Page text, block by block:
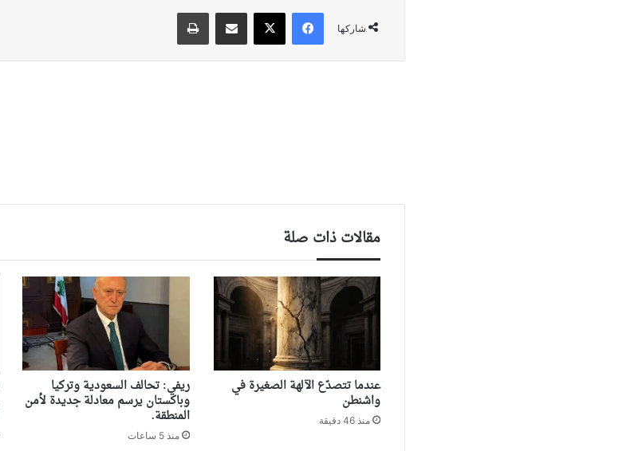
شاركها
فيسبوك ‫X مشاركة عبر البريد طباعة
مقالات ذات صلة
‏عندما تتصدّع الآلهة الصغيرة في
واشنطن
منذ 46 دقيقة
ريفي: تحالف السعودية وتركيا
وباكستان يرسم معادلة جديدة لأمن
المنطقة.
منذ 5 ساعات